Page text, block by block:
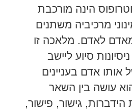
הינה מורכבת
מרכיביה משתנים
לאדם. מלאכה זו
סיוע ליישב
אותו אדם בעניינים
עושה בין השאר
הידברות, גישור, פישור,